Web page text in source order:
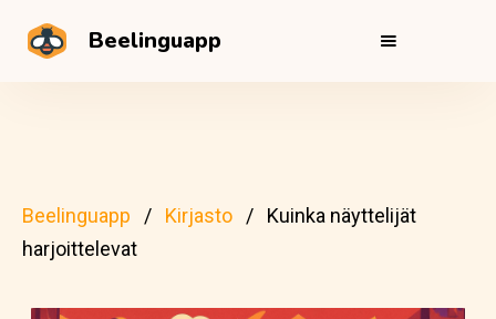
Beelinguapp
Beelinguapp Kirjasto
Kuinka näyttelijät
harjoittelevat